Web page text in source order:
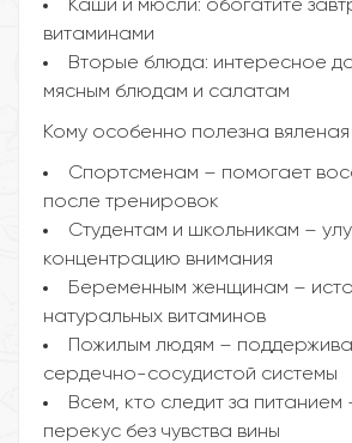
Каши и мюсли: обогатите
витаминами
Вторые блюда: интересное
мясным блюдам и салатам
Кому особенно полезна
Спортсменам – помогает
после тренировок
Студентам и школьникам –
концентрацию внимания
Беременным женщинам –
натуральных витаминов
Пожилым людям –
сердечно-сосудистой системы
Всем, кто следит за питанием
перекус без чувства вины